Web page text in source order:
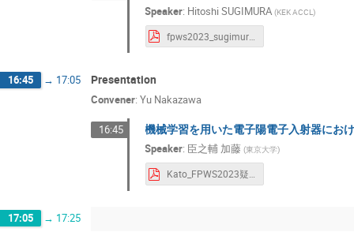
Speaker: Hitoshi SUGIMURA (KEK ACCL)
fpws2023_sugimura.pdf
16:45 → 17:05 Presentation
Convener: Yu Nakazawa
16:45 機械学習を用いた電子陽電子入射器にお
Speaker: 臣之輔 加藤 (東京大学)
Kato_FPWS2023疑似アニメ.pdf
17:05 → 17:25